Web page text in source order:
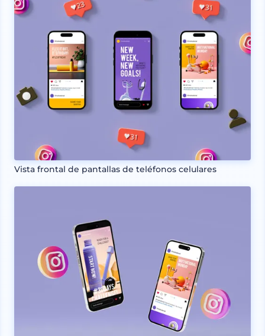
Vista frontal de pantallas de teléfonos celulares